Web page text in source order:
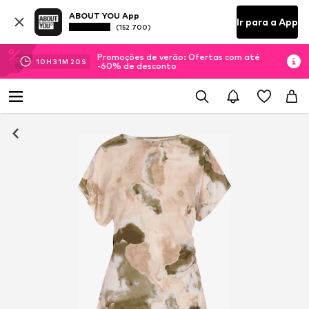
ABOUT YOU App
(152 700) Ir para a App
10H 31M 20 S
Promoções de verão: Ofertas com até
-60% de desconto